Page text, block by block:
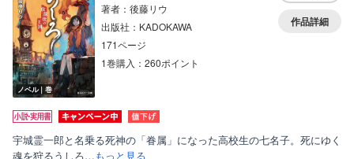
ノベル｜巻
著者：後藤リウ
出版社：KADOKAWA
171ページ
1巻購入：260ポイント
作品詳細
宇城霊一郎と名乗る死神の「眷属」になった高校生の七名子。死にゆく
魂を狩るうしろ…もっと見る